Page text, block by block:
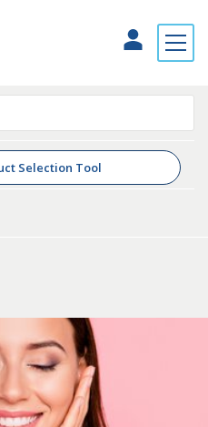
Selection Tool